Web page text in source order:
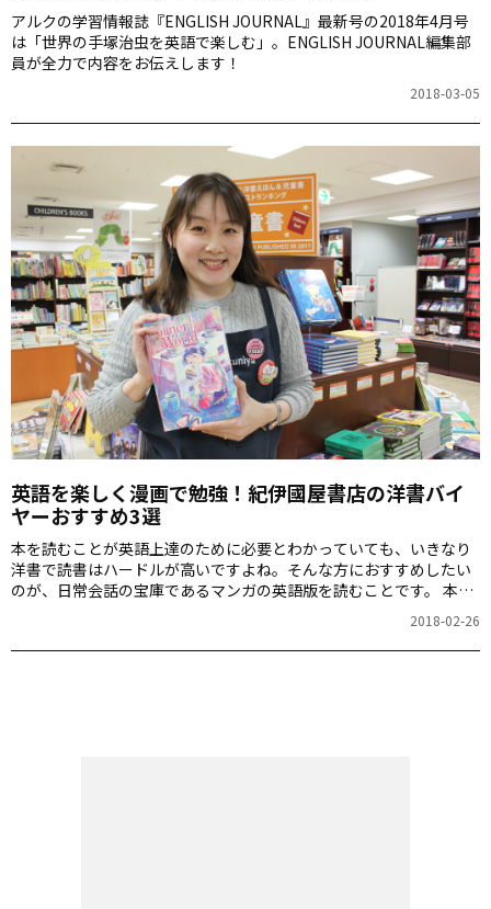
アルクの学習情報誌『ENGLISH JOURNAL』最新号の2018年4月号
は「世界の手塚治虫を英語で楽しむ」。ENGLISH JOURNAL編集部
員が全力で内容をお伝えします！
2018-03-05
英語を楽しく漫画で勉強！紀伊國屋書店の洋書バイ
ヤーおすすめ3選
本を読むことが英語上達のために必要とわかっていても、いきなり
洋書で読書はハードルが高いですよね。そんな方におすすめしたい
のが、日常会話の宝庫であるマンガの英語版を読むことです。 本記
マンガ」をおすすめしていただきます。今回は新宿南口にある紀伊
國屋書店「Books Kinokuniya Tokyo」に行ってきました！ 海外の
2018-02-26